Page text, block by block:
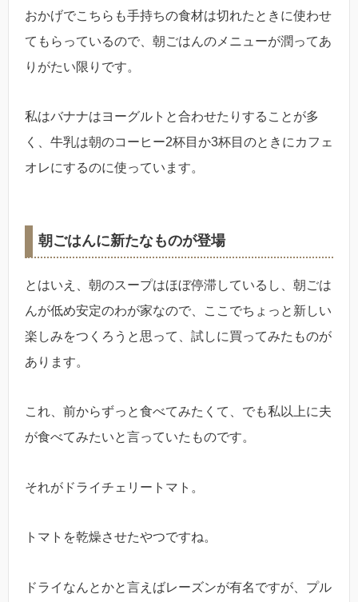
おかげでこちらも手持ちの食材は切れたときに使わせ
てもらっているので、朝ごはんのメニューが潤ってあ
りがたい限りです。
私はバナナはヨーグルトと合わせたりすることが多
く、牛乳は朝のコーヒー2杯目か3杯目のときにカフェ
オレにするのに使っています。
朝ごはんに新たなものが登場
とはいえ、朝のスープはほぼ停滞しているし、朝ごは
んが低め安定のわが家なので、ここでちょっと新しい
楽しみをつくろうと思って、試しに買ってみたものが
あります。
これ、前からずっと食べてみたくて、でも私以上に夫
が食べてみたいと言っていたものです。
それがドライチェリートマト。
トマトを乾燥させたやつですね。
ドライなんとかと言えばレーズンが有名ですが、プル